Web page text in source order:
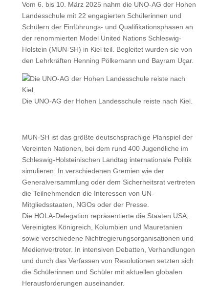
Vom 6. bis 10. März 2025 nahm die UNO-AG der Hohen
Landesschule mit 22 engagierten Schülerinnen und
Schülern der Einführungs- und Qualifikationsphasen an
der renommierten Model United Nations Schleswig-
Holstein (MUN-SH) in Kiel teil. Begleitet wurden sie von
den Lehrkräften Henning Pölkemann und Bayram Uçar.
Die UNO-AG der Hohen Landesschule reiste nach Kiel.
MUN-SH ist das größte deutschsprachige Planspiel der
Vereinten Nationen, bei dem rund 400 Jugendliche im
Schleswig-Holsteinischen Landtag internationale Politik
simulieren. In verschiedenen Gremien wie der
Generalversammlung oder dem Sicherheitsrat vertreten
die Teilnehmenden die Interessen von UN-
Mitgliedsstaaten, NGOs oder der Presse.
Die HOLA-Delegation repräsentierte die Staaten USA,
Vereinigtes Königreich, Kolumbien und Mauretanien
sowie verschiedene Nichtregierungsorganisationen und
Medienvertreter. In intensiven Debatten, Verhandlungen
und durch das Verfassen von Resolutionen setzten sich
die Schülerinnen und Schüler mit aktuellen globalen
Herausforderungen auseinander.